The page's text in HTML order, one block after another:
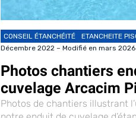
CONSEIL ÉTANCHÉITÉ
ETANCHEITE
Décembre 2022 – Modifié en mars 2026
Photos chantiers
cuvelage Arcacim
Photos de chantiers illustrant